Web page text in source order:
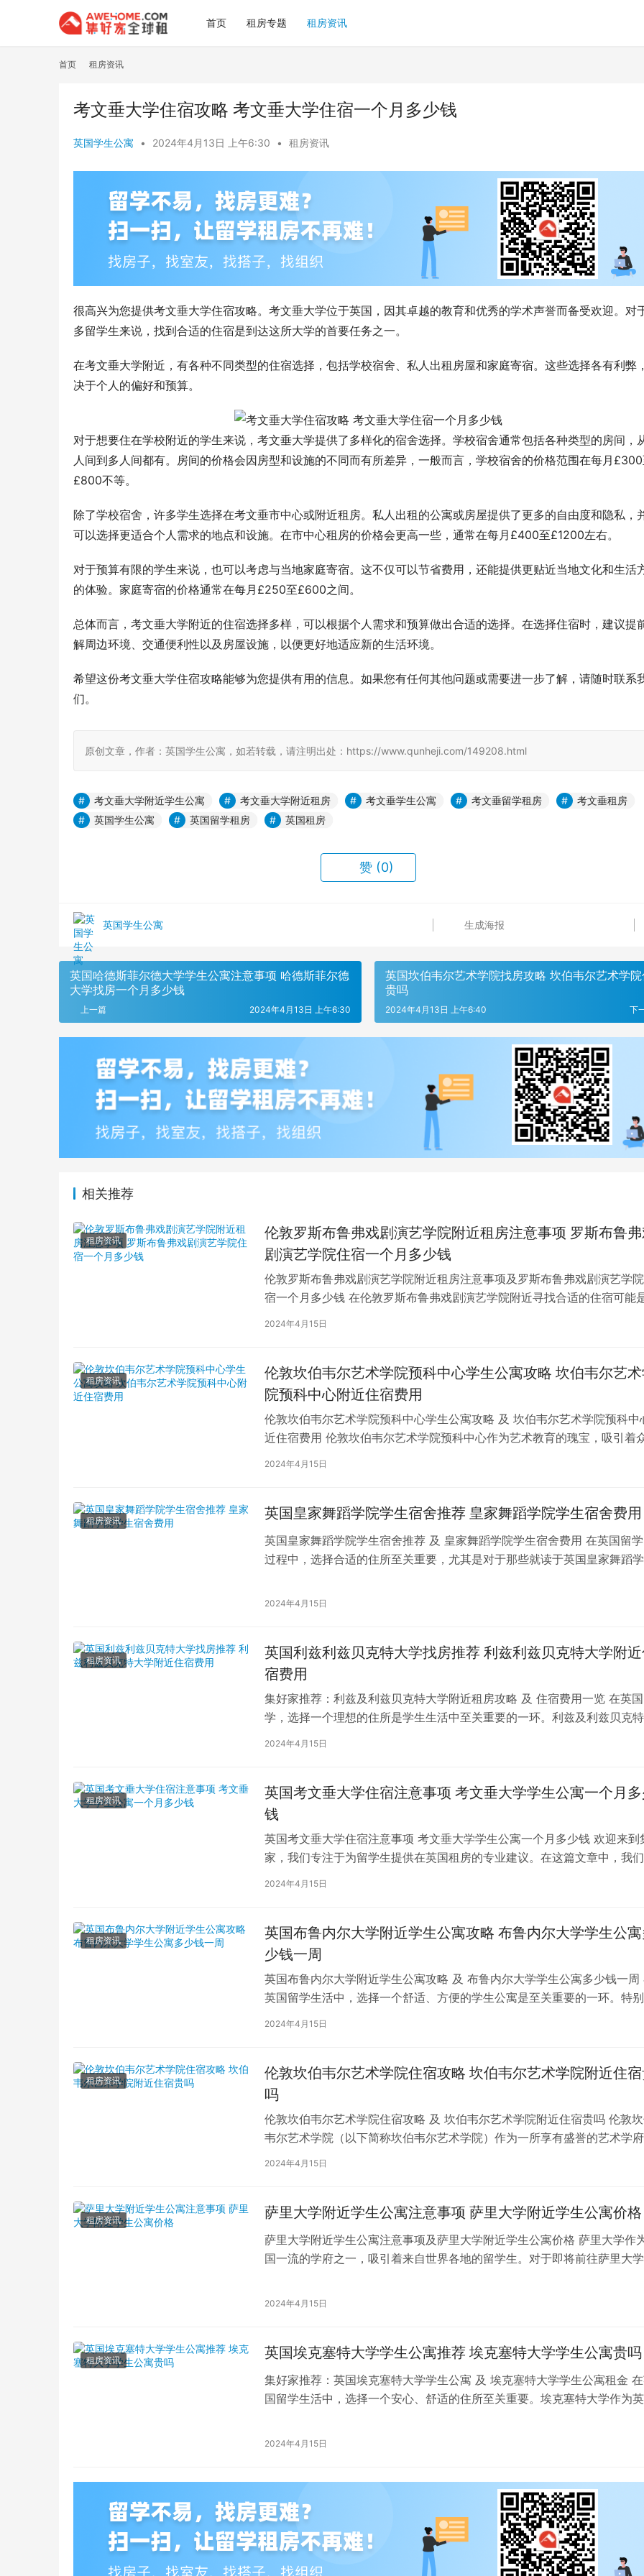
首页 租房专题 租房资讯
首页 租房资讯
考文垂大学住宿攻略 考文垂大学住宿一个月多少钱
英国学生公寓 • 2024年4月13日 上午6:30 • 租房资讯
很高兴为您提供考文垂大学住宿攻略。考文垂大学位于英国，因其卓越的教育和优秀的学术声誉而备受欢迎。对
多留学生来说，找到合适的住宿是到达这所大学的首要任务之一。
在考文垂大学附近，有各种不同类型的住宿选择，包括学校宿舍、私人出租房屋和家庭寄宿。这些选择各有利弊
决于个人的偏好和预算。
对于想要住在学校附近的学生来说，考文垂大学提供了多样化的宿舍选择。学校宿舍通常包括各种类型的房间，
人间到多人间都有。房间的价格会因房型和设施的不同而有所差异，一般而言，学校宿舍的价格范围在每月
£800不等。
除了学校宿舍，许多学生选择在考文垂市中心或附近租房。私人出租的公寓或房屋提供了更多的自由度和隐私，
可以选择更适合个人需求的地点和设施。在市中心租房的价格会更高一些，通常在每月£400至£1200左右。
对于预算有限的学生来说，也可以考虑与当地家庭寄宿。这不仅可以节省费用，还能提供更贴近当地文化和生活
的体验。家庭寄宿的价格通常在每月£250至£600之间。
总体而言，考文垂大学附近的住宿选择多样，可以根据个人需求和预算做出合适的选择。在选择住宿时，建议提
解周边环境、交通便利性以及房屋设施，以便更好地适应新的生活环境。
希望这份考文垂大学住宿攻略能够为您提供有用的信息。如果您有任何其他问题或需要进一步了解，请随时联系
们。
原创文章，作者：英国学生公寓，如若转载，请注明出处：https://www.qunheji.com/149208.html
考文垂大学附近学生公寓 考文垂大学附近租房 考文垂学生公寓 考文垂留学租房
考文垂租房
英国学生公寓
英国留学租房 英国租房
赞 (0)
英国学生公寓 生成海报
英国哈德斯菲尔德大学学生公寓注意事项 哈德斯菲尔德
大学找房一个月多少钱
上一篇 2024年4月13日 上午6:30
英国坎伯韦尔艺术学院找房攻略 坎伯韦尔艺术学院
贵吗
下
2024年4月13日 上午6:40
相关推荐
租房资讯
伦敦罗斯布鲁弗戏剧演艺学院附近租房注意事项 罗斯布鲁
剧演艺学院住宿一个月多少钱
伦敦罗斯布鲁弗戏剧演艺学院附近租房注意事项及罗斯布鲁弗戏剧演艺学
宿一个月多少钱 在伦敦罗斯布鲁弗戏剧演艺学院附近寻找合适的住宿可能
学生活中的一项关键任务。为了帮助您顺利完成…
2024年4月15日
租房资讯
伦敦坎伯韦尔艺术学院预科中心学生公寓攻略 坎伯韦尔艺
院预科中心附近住宿费用
伦敦坎伯韦尔艺术学院预科中心学生公寓攻略 及 坎伯韦尔艺术学院预科中
近住宿费用 伦敦坎伯韦尔艺术学院预科中心作为艺术教育的瑰宝，吸引着
2024年4月15日
租房资讯 英国皇家舞蹈学院学生宿舍推荐 皇家舞蹈学院学生宿舍费用
英国皇家舞蹈学院学生宿舍推荐 及 皇家舞蹈学院学生宿舍费用 在英国留
过程中，选择合适的住所至关重要，尤其是对于那些就读于英国皇家舞蹈学
2024年4月15日
租房资讯
英国利兹利兹贝克特大学找房推荐 利兹利兹贝克特大学附
宿费用
集好家推荐：利兹及利兹贝克特大学附近租房攻略 及 住宿费用一览 在英
学，选择一个理想的住所是学生生活中至关重要的一环。利兹及利兹贝克特
学（以下简称利兹贝大）作为英国一所卓越的…
2024年4月15日
租房资讯
英国考文垂大学住宿注意事项 考文垂大学学生公寓一个月
钱
英国考文垂大学住宿注意事项 考文垂大学学生公寓一个月多少钱 欢迎来到
家，我们专注于为留学生提供在英国租房的专业建议。在这篇文章中，我们
深入探讨英国考文垂大学住宿的注意事项，以…
2024年4月15日
租房资讯
英国布鲁内尔大学附近学生公寓攻略 布鲁内尔大学学生公寓
少钱一周
英国布鲁内尔大学附近学生公寓攻略 及 布鲁内尔大学学生公寓多少钱一周
英国留学生活中，选择一个舒适、方便的学生公寓是至关重要的一环。特别
2024年4月15日
租房资讯
伦敦坎伯韦尔艺术学院住宿攻略 坎伯韦尔艺术学院附近住
吗
伦敦坎伯韦尔艺术学院住宿攻略 及 坎伯韦尔艺术学院附近住宿贵吗 伦敦
韦尔艺术学院（以下简称坎伯韦尔艺术学院）作为一所享有盛誉的艺术学府
吸引了全球各地的学子前来学习。而对于即将…
2024年4月15日
租房资讯 萨里大学附近学生公寓注意事项 萨里大学附近学生公寓价格
萨里大学附近学生公寓注意事项及萨里大学附近学生公寓价格 萨里大学作
国一流的学府之一，吸引着来自世界各地的留学生。对于即将前往萨里大学
2024年4月15日
租房资讯 英国埃克塞特大学学生公寓推荐 埃克塞特大学学生公寓贵吗
集好家推荐：英国埃克塞特大学学生公寓 及 埃克塞特大学学生公寓租金
国留学生活中，选择一个安心、舒适的住所至关重要。埃克塞特大学作为英
2024年4月15日